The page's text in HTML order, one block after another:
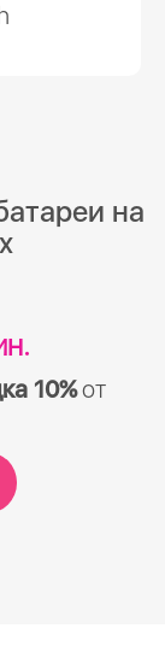
на
10%от